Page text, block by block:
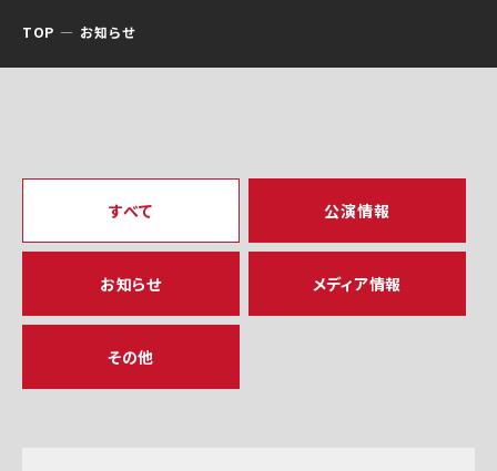
TOP お知らせ
すべて 公演情報
お知らせ メディア情報
その他